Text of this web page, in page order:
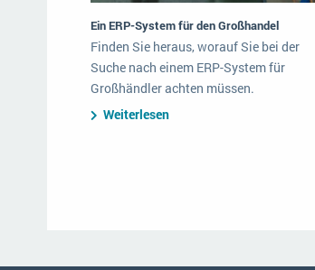
Ein ERP-System für den Großhandel
Finden Sie heraus, worauf Sie bei der
Suche nach einem ERP-System für
Großhändler achten müssen.
Weiterlesen